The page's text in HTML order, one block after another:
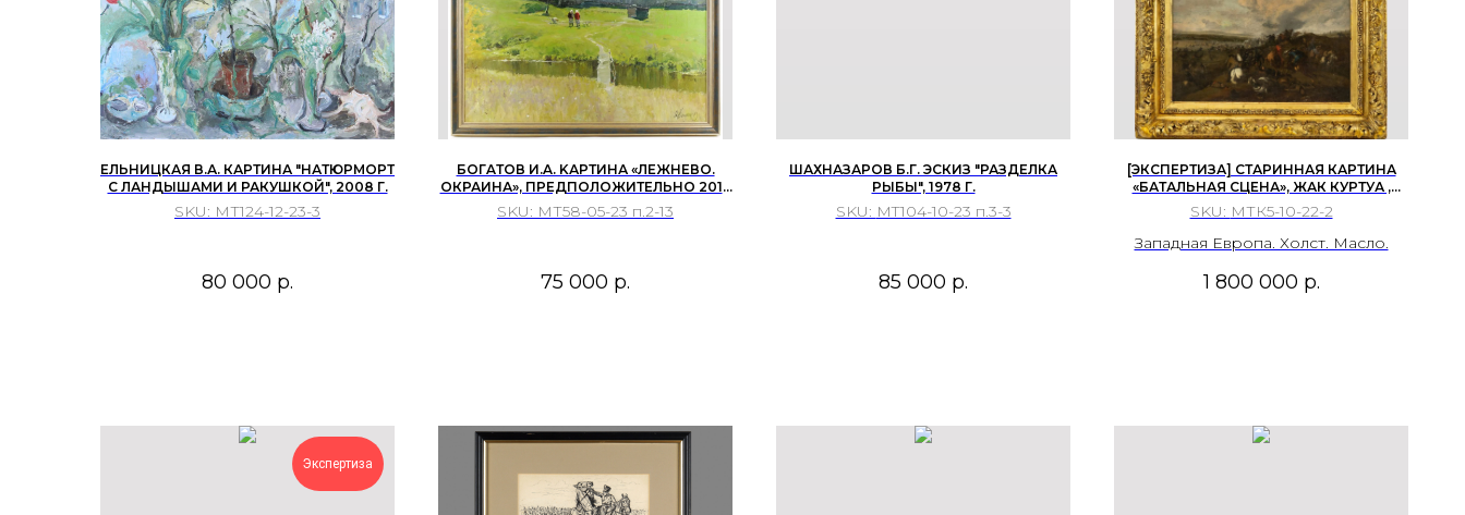
ЕЛЬНИЦКАЯ В.А. КАРТИНА "НАТЮРМОРТ
С ЛАНДЫШАМИ И РАКУШКОЙ", 2008 Г.
SKU: МТ124-12-23-3
80 000 р.
БOГAТОВ И.A. KАРТИНА «ЛЕЖНЕВО.
ОКРАИНА», ПРЕДПОЛОЖИТЕЛЬНО 2013
Г.
SKU: МТ58-05-23 п.2-13
75 000 р.
ШАХНАЗАРОВ Б.Г. ЭСКИЗ "РАЗДЕЛКА
РЫБЫ", 1978 Г.
SKU: MT104-10-23 п.3-3
85 000 р.
[ЭКСПЕРТИЗА] СТАРИННАЯ КАРТИНА
«БАТАЛЬНАЯ СЦЕНА», ЖАК КУРТУА ,
КОНЕЦ 17 ВЕКА – ПЕРВАЯ ПОЛОВИНА 18
ВЕКА, 49,5 Х 60,5 СМ.
SKU: МТК5-10-22-2
Западная Европа. Холст. Масло.
1 800 000 р.
Экспертиза